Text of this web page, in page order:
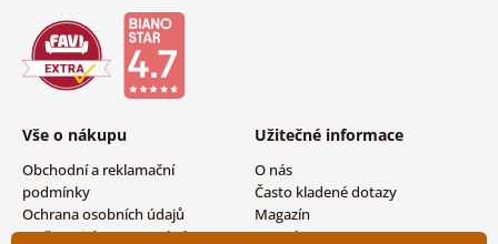
Vše o nákupu
Obchodní a reklamační
podmínky
Ochrana osobních údajů
Možnosti dopravy a platby
Užitečné informace
O nás
Často kladené dotazy
Magazín
Kontakty